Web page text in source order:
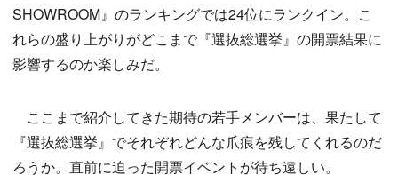
SHOWROOM』のランキングでは24位にランクイン。こ
れらの盛り上がりがどこまで『選抜総選挙』の開票結果に
影響するのか楽しみだ。
ここまで紹介してきた期待の若手メンバーは、果たして
『選抜総選挙』でそれぞれどんな爪痕を残してくれるのだ
ろうか。直前に迫った開票イベントが待ち遠しい。